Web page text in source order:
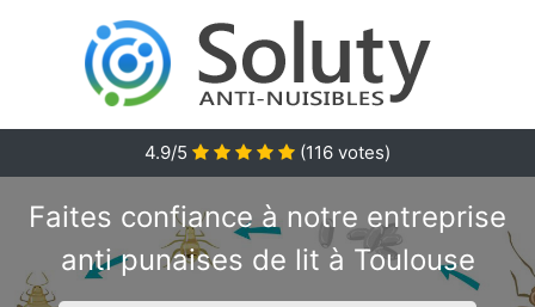
4.9/5 (116 votes)
Faites confiance à notre entreprise
anti punaises de lit à Toulouse